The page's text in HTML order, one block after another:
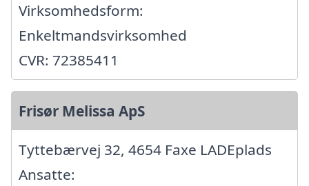
Virksomhedsform:
Enkeltmandsvirksomhed
CVR: 72385411
Frisør Melissa ApS
Tyttebærvej 32, 4654 Faxe LADEplads
Ansatte: